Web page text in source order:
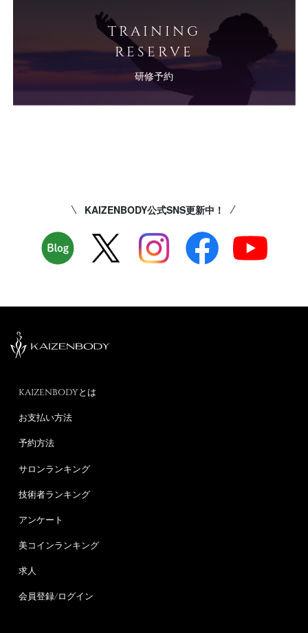
TRAINING
RESERVE
研修予約
KAIZENBODY公式SNS更新中！
KAIZENBODYとは
お支払い方法
予約方法
サロンランキング
技術者ランキング
アンケート
美コインランキング
求人
会員登録/ログイン